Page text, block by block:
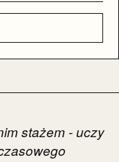
stażem - uczy